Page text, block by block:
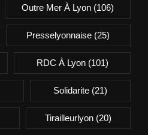
Outre Mer À Lyon (106)
Presselyonnaise (25)
RDC À Lyon(101)
Solidarite(21)
Tirailleurlyon(20)